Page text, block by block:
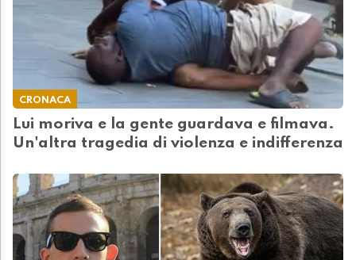
CRONACA
Lui moriva e la gente guardava e filmava.
Un'altra tragedia di violenza e indifferenza